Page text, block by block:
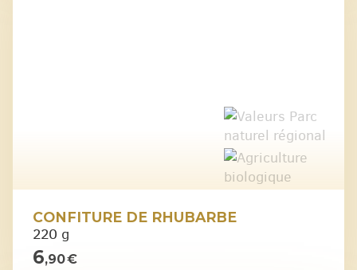
CONFITURE DE RHUBARBE
220 g
6,90 €